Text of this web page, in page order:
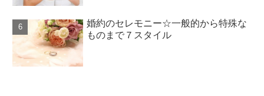
婚約のセレモニー☆一般的から特殊な
ものまで７スタイル